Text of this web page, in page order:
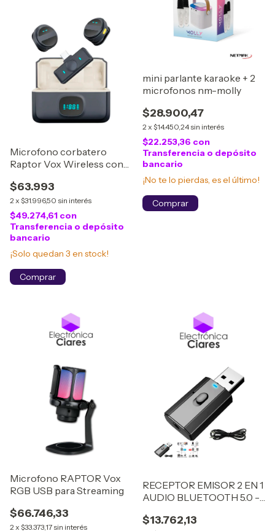
Microfono corbatero
Raptor Vox Wireless con
$63.993
2 x $31.996,50 sin interés
$49.274,61 con
Transferencia o depósito
bancario
¡Solo quedan 3 en stock!
mini parlante karaoke + 2
microfonos nm-molly
$28.900,47
2 x $14.450,24 sin interés
$22.253,36 con
Transferencia o depósito
bancario
¡No te lo pierdas, es el último!
Microfono RAPTOR Vox
RGB USB para Streaming
$66.746,33
2 x $33.373,17 sin interés
RECEPTOR EMISOR 2 EN 1
AUDIO BLUETOOTH 5.0 -
LUZ ROJA EMISOR
$13.762,13